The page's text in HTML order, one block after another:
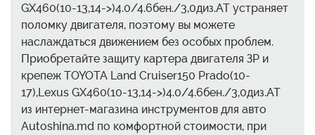
GX460(10-13,14->)4.0/4.6бен./3,0диз.AT устраняет
поломку двигателя, поэтому вы можете
наслаждаться движением без особых проблем.
Приобретайте защиту картера двигателя ЗР и
крепеж TOYOTA Land Cruiser150 Prado(10-
17),Lexus GX460(10-13,14->)4.0/4.6бен./3,0диз.AT
из интернет-магазина инструментов для авто
Autoshina.md по комфортной стоимости, при